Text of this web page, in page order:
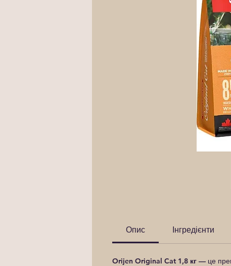
Опис Інгредієнти
Orijen Original Cat 1,8 кг — це